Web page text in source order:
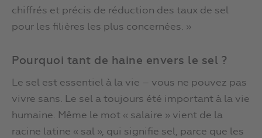
chiffrés et précis de réduction des taux de sel
pour les filières les plus concernées. »
Pourquoi tant de haine envers le sel ?
Le sel est essentiel à la vie – vous ne pouvez pas
vivre sans. Le sel a toujours été important à la vie
humaine. Même le mot « salaire » vient de la
racine latine « sal », qui signifie sel, parce que les